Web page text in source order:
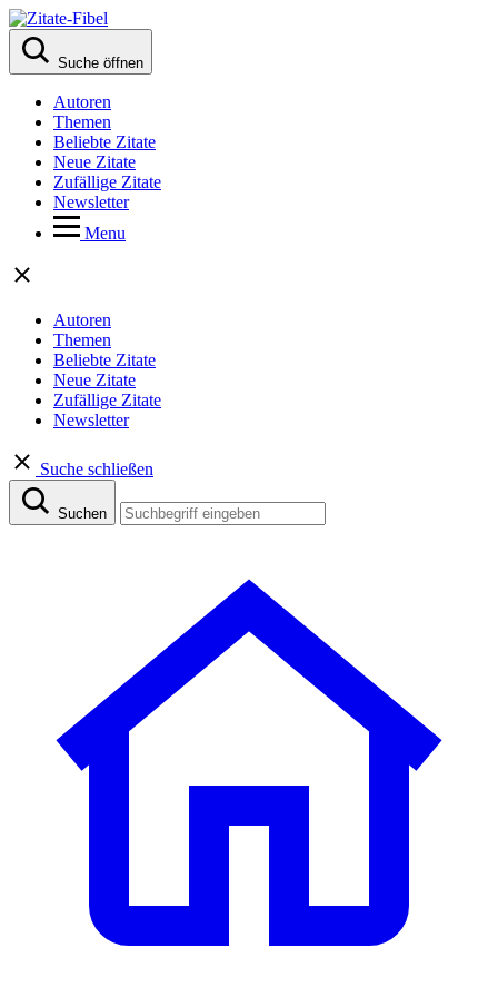
Suche öffnen
Autoren
Themen
Beliebte Zitate
Neue Zitate
Zufällige Zitate
Newsletter
Menu
Autoren
Themen
Beliebte Zitate
Neue Zitate
Zufällige Zitate
Newsletter
Suche schließen
Suchen